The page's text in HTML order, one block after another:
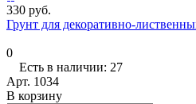
330 руб.
Грунт для декоративно-
0
Есть в наличии: 27
Арт. 1034
В корзину